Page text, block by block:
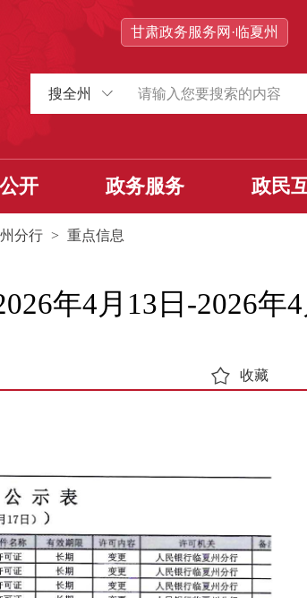
甘肃政务服务网·临夏州
搜全州
开 政务服务 政民
分行 > 重点信息
年4月13日-2026年4
收藏